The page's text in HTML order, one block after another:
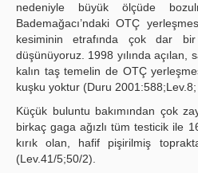
nedeniyle büyük ölçüde
Bademağacı’ndaki OTÇ
kesiminin etrafında çok dar bir
düşünüyoruz. 1998 yılında açılan,
kalın taş temelin de OTÇ
kuşku yoktur (Duru
Küçük buluntu bakımından çok
birkaç gaga ağızlı tüm testicik ile
kırık olan, hafif pişirilmiş
(Lev.41/5;50/2).